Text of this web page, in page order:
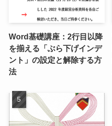
Word基礎講座：2行目以降
を揃える「ぶら下げインデ
ント」の設定と解除する方
法